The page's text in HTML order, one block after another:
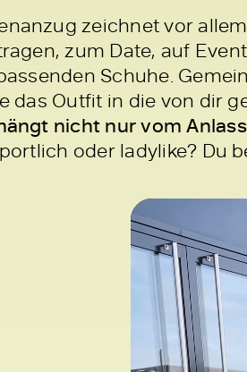
zeichnet vor
zum Date, auf
Schuhe.
das Outfit in die von dir
nicht nur vom
oder ladylike? Du